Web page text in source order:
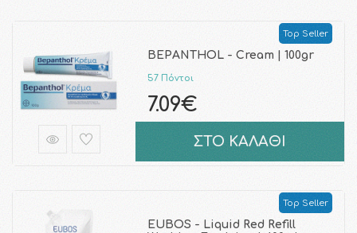
Top Seller
BEPANTHOL - Cream | 100gr
57 Πόντοι
7.09€
ΣΤΟ ΚΑΛΑΘΙ
Top Seller
EUBOS - Liquid Red Refill